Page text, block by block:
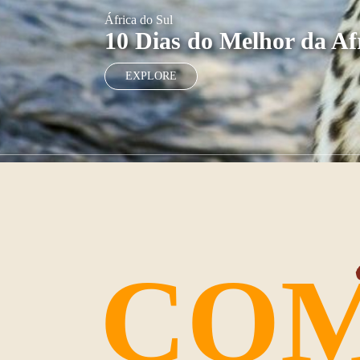
África do Sul
10 Dias do Melhor da
EXPLORE